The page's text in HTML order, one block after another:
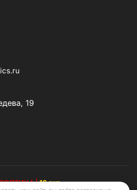
19
|16 лет